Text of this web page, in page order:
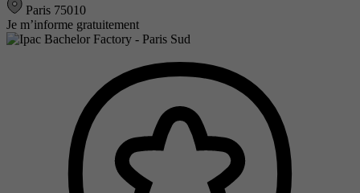
Paris 75010
Je m’informe gratuitement